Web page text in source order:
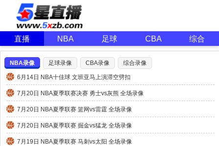
直播 NBA 足球 CBA 综合
NBA录像 足球录像 CBA录像 综合录像
6月14日 NBA十佳球 文班亚马上演滞空劈扣
7月20日 NBA夏季联赛决赛 勇士vs灰熊 全场录像
7月20日 NBA夏季联赛 篮网vs雷霆 全场录像
7月20日 NBA夏季联赛 掘金vs猛龙 全场录像
7月19日 NBA夏季联赛 马刺vs太阳 全场录像